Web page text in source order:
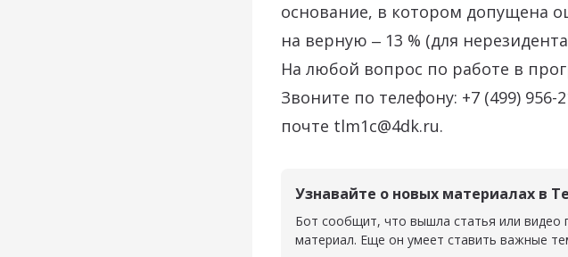
основание, в котором допущена
на верную ‒ 13 % (для
На любой вопрос по работе в
Звоните по телефону: +7 (499)
почте tlm1c@4dk.ru.
Узнавайте о новых материалах в
Бот сообщит, что вышла статья или
материал. Еще он умеет ставить важные